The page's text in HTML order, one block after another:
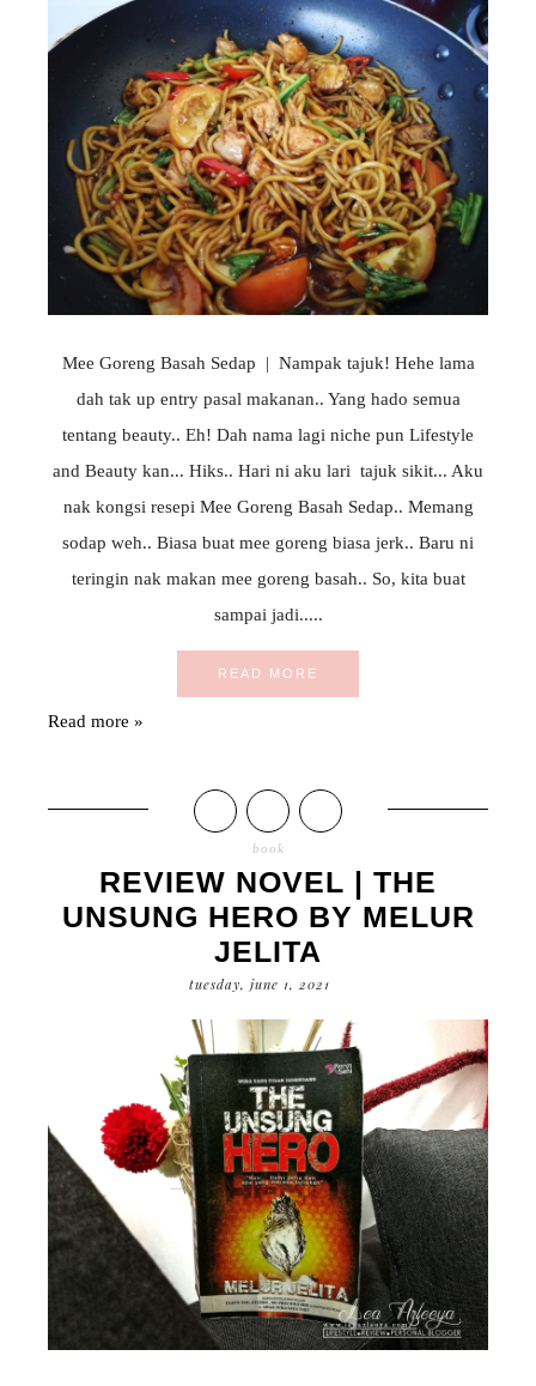
Mee Goreng Basah Sedap | Nampak tajuk! Hehe lama
dah tak up entry pasal makanan.. Yang hado semua
tentang beauty.. Eh! Dah nama lagi niche pun Lifestyle
and Beauty kan... Hiks.. Hari ni aku lari tajuk sikit... Aku
nak kongsi resepi Mee Goreng Basah Sedap.. Memang
sodap weh.. Biasa buat mee goreng biasa jerk.. Baru ni
teringin nak makan mee goreng basah.. So, kita buat
sampai jadi.....
READ MORE
Read more »
book
REVIEW NOVEL | THE
UNSUNG HERO BY MELUR
JELITA
tuesday, june 1, 2021